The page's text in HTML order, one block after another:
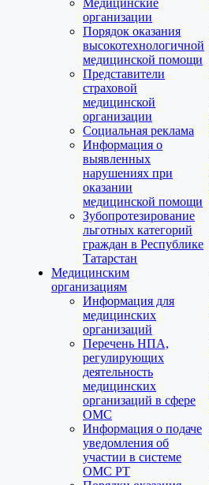
Медицинские
организации
Порядок оказания
высокотехнологичной
медицинской помощи
Представители
страховой
медицинской
организации
Социальная реклама
Информация о
выявленных
нарушениях при
оказании
медицинской помощи
Зубопротезирование
льготных категорий
граждан в Республике
Татарстан
Медицинским
организациям
Информация для
медицинских
организаций
Перечень НПА,
регулирующих
деятельность
медицинских
организаций в сфере
ОМС
Информация о подаче
уведомления об
участии в системе
ОМС РТ